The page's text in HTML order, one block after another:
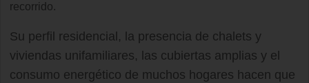
recorrido.
Su perfil residencial, la presencia de chalets y
viviendas unifamiliares, las cubiertas amplias y el
consumo energético de muchos hogares hacen que